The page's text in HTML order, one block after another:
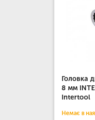
Головка
8 мм
Intertool
Немає в